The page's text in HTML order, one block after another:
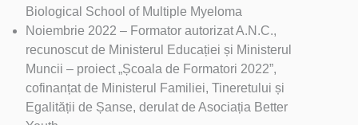
Biological School of Multiple Myeloma
Noiembrie 2022 – Formator autorizat A.N.C.,
recunoscut de Ministerul Educației și Ministerul
Muncii – proiect „Școala de Formatori 2022”,
cofinanțat de Ministerul Familiei, Tineretului și
Egalității de Șanse, derulat de Asociația Better